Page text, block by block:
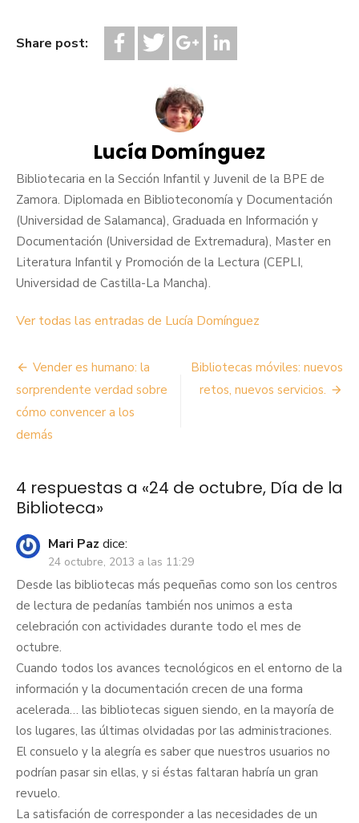
Share post:
Lucía Domínguez
Bibliotecaria en la Sección Infantil y Juvenil de la BPE de
Zamora. Diplomada en Biblioteconomía y Documentación
(Universidad de Salamanca), Graduada en Información y
Documentación (Universidad de Extremadura), Master en
Literatura Infantil y Promoción de la Lectura (CEPLI,
Universidad de Castilla-La Mancha).
Ver todas las entradas de Lucía Domínguez
Navegación
de
entradas
Vender es humano: la
sorprendente verdad sobre
cómo convencer a los
demás
Bibliotecas móviles: nuevos
retos, nuevos servicios.
4 respuestas a «24 de octubre, Día de la
Biblioteca»
Mari Paz dice:
24 octubre, 2013 a las 11:29
Desde las bibliotecas más pequeñas como son los centros
de lectura de pedanías también nos unimos a esta
celebración con actividades durante todo el mes de
octubre.
Cuando todos los avances tecnológicos en el entorno de la
información y la documentación crecen de una forma
acelerada… las bibliotecas siguen siendo, en la mayoría de
los lugares, las últimas olvidadas por las administraciones.
El consuelo y la alegría es saber que nuestros usuarios no
podrían pasar sin ellas, y si éstas faltaran habría un gran
revuelo.
La satisfación de corresponder a las necesidades de un